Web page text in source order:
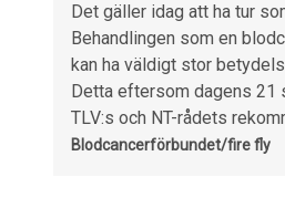
Det gäller idag att ha tur
Behandlingen som en
kan ha väldigt stor
Detta eftersom dagens 21
TLV:s och NT-rådets
Blodcancerförbundet/fire fly